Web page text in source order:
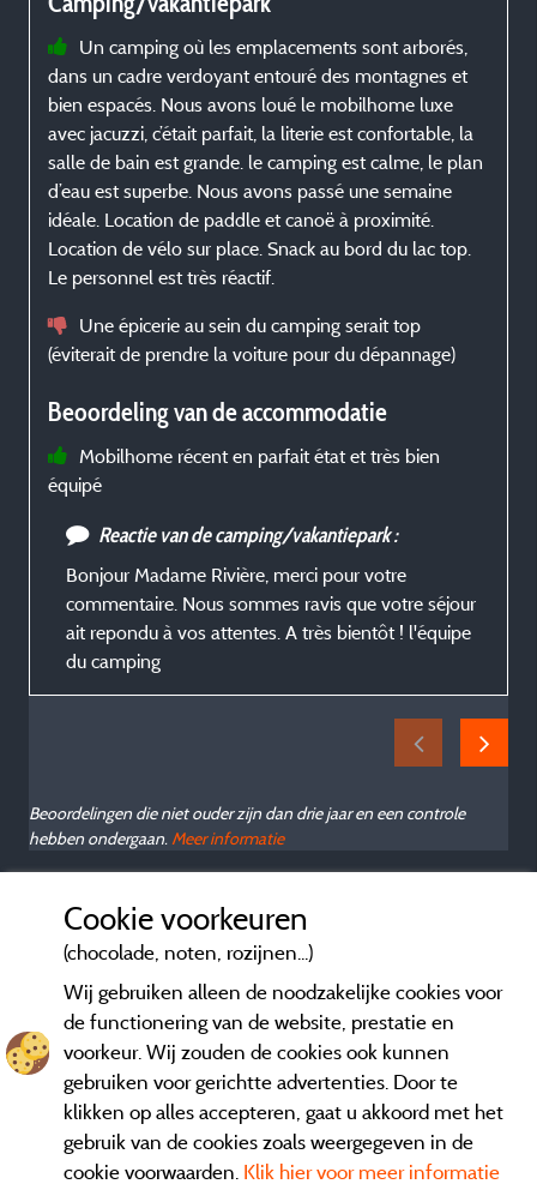
Un camping où les emplacements sont arborés,
dans un cadre verdoyant entouré des montagnes et
bien espacés. Nous avons loué le mobilhome luxe
avec jacuzzi, c’était parfait, la literie est confortable, la
salle de bain est grande. le camping est calme, le plan
d’eau est superbe. Nous avons passé une semaine
idéale. Location de paddle et canoë à proximité.
Location de vélo sur place. Snack au bord du lac top.
Le personnel est très réactif.
Une épicerie au sein du camping serait top
(éviterait de prendre la voiture pour du dépannage)
Beoordeling van de accommodatie
Mobilhome récent en parfait état et très bien
équipé
Reactie van de camping/vakantiepark :
Bonjour Madame Rivière, merci pour votre
commentaire. Nous sommes ravis que votre séjour
ait repondu à vos attentes. A très bientôt ! l'équipe
du camping
Beoordelingen die niet ouder zijn dan drie jaar en een controle
hebben ondergaan. Meer informatie
Cookie voorkeuren
(chocolade, noten, rozijnen...)
Wij gebruiken alleen de noodzakelijke cookies voor
de functionering van de website, prestatie en
voorkeur. Wij zouden de cookies ook kunnen
gebruiken voor gerichtte advertenties. Door te
klikken op alles accepteren, gaat u akkoord met het
gebruik van de cookies zoals weergegeven in de
cookie voorwaarden. Klik hier voor meer informatie